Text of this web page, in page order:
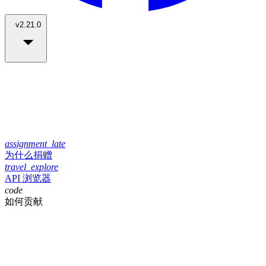
v2.21.0
assignment_late
为什么捐赠
travel_explore
API 浏览器
code
如何贡献